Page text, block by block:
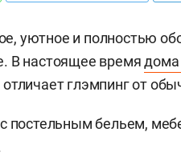
уютное и полностью
В настоящее времядома
глэмпинг от
постельным бельем,